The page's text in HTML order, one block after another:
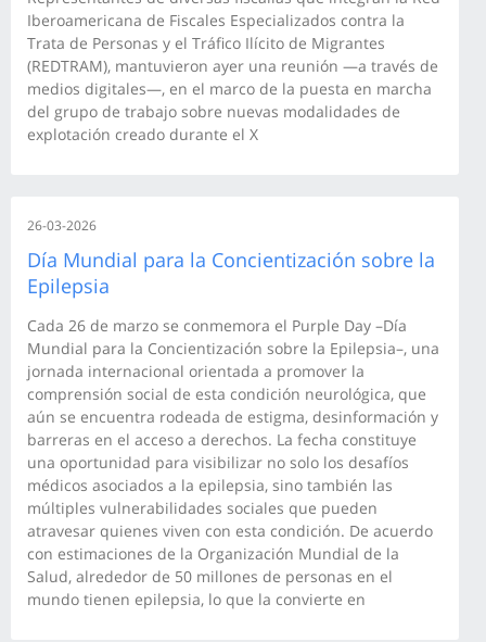
Iberoamericana de Fiscales Especializados contra la
Trata de Personas y el Tráfico Ilícito de Migrantes
(REDTRAM), mantuvieron ayer una reunión —a través de
medios digitales—, en el marco de la puesta en marcha
del grupo de trabajo sobre nuevas modalidades de
explotación creado durante el X
26-03-2026
Día Mundial para la Concientización sobre la
Epilepsia
Cada 26 de marzo se conmemora el Purple Day –Día
Mundial para la Concientización sobre la Epilepsia–, una
jornada internacional orientada a promover la
comprensión social de esta condición neurológica, que
aún se encuentra rodeada de estigma, desinformación y
barreras en el acceso a derechos. La fecha constituye
una oportunidad para visibilizar no solo los desafíos
médicos asociados a la epilepsia, sino también las
múltiples vulnerabilidades sociales que pueden
atravesar quienes viven con esta condición. De acuerdo
con estimaciones de la Organización Mundial de la
Salud, alrededor de 50 millones de personas en el
mundo tienen epilepsia, lo que la convierte en